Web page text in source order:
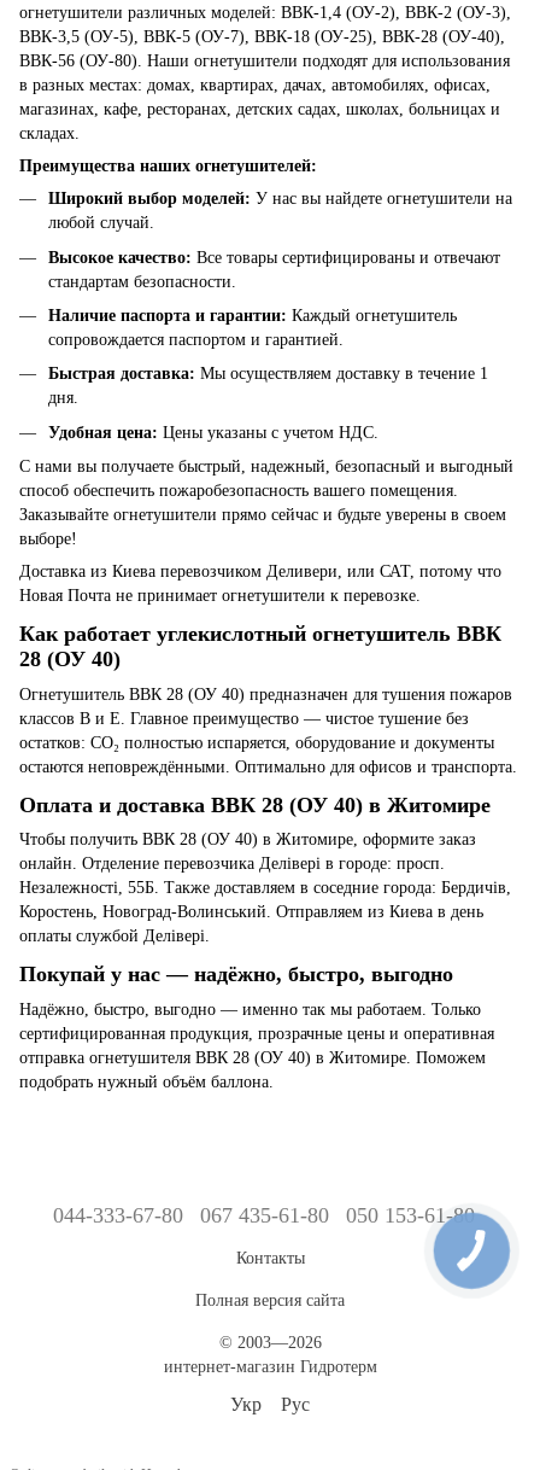
огнетушители различных моделей: ВВК-1,4 (ОУ-2), ВВК-2 (ОУ-3),
ВВК-3,5 (ОУ-5), ВВК-5 (ОУ-7), ВВК-18 (ОУ-25), ВВК-28 (ОУ-40),
ВВК-56 (ОУ-80). Наши огнетушители подходят для использования
в разных местах: домах, квартирах, дачах, автомобилях, офисах,
магазинах, кафе, ресторанах, детских садах, школах, больницах и
складах.
Преимущества наших огнетушителей:
Широкий выбор моделей: У нас вы найдете огнетушители на
любой случай.
Высокое качество: Все товары сертифицированы и отвечают
стандартам безопасности.
Наличие паспорта и гарантии: Каждый огнетушитель
сопровождается паспортом и гарантией.
Быстрая доставка: Мы осуществляем доставку в течение 1
дня.
Удобная цена: Цены указаны с учетом НДС.
С нами вы получаете быстрый, надежный, безопасный и выгодный
способ обеспечить пожаробезопасность вашего помещения.
Заказывайте огнетушители прямо сейчас и будьте уверены в своем
выборе!
Доставка из Киева перевозчиком Деливери, или САТ, потому что
Новая Почта не принимает огнетушители к перевозке.
Как работает углекислотный огнетушитель ВВК
28 (ОУ 40)
Огнетушитель ВВК 28 (ОУ 40) предназначен для тушения пожаров
классов B и E. Главное преимущество — чистое тушение без
остатков: CO₂ полностью испаряется, оборудование и документы
остаются неповреждёнными. Оптимально для офисов и транспорта.
Оплата и доставка ВВК 28 (ОУ 40) в Житомире
Чтобы получить ВВК 28 (ОУ 40) в Житомире, оформите заказ
онлайн. Отделение перевозчика Делівері в городе: просп.
Незалежності, 55Б. Также доставляем в соседние города: Бердичів,
Коростень, Новоград-Волинський. Отправляем из Киева в день
оплаты службой Делівері.
Покупай у нас — надёжно, быстро, выгодно
Надёжно, быстро, выгодно — именно так мы работаем. Только
сертифицированная продукция, прозрачные цены и оперативная
отправка огнетушителя ВВК 28 (ОУ 40) в Житомире. Поможем
подобрать нужный объём баллона.
044-333-67-80 067 435-61-80 050 153-61-80
Контакты
Полная версия сайта
© 2003—2026
интернет-магазин Гидротерм
Укр Рус